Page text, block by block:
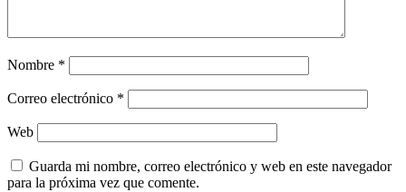
Nombre *
Correo electrónico *
Web
Guarda mi nombre, correo electrónico y web en este navegador
para la próxima vez que comente.